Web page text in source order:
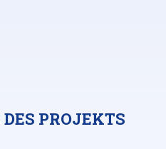
PROJEKTS